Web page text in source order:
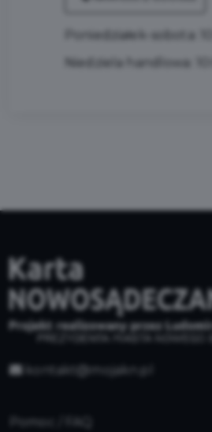
Poniedziałek-sobota:
Niedziela handlowa:
kontakt@mojakn.pl